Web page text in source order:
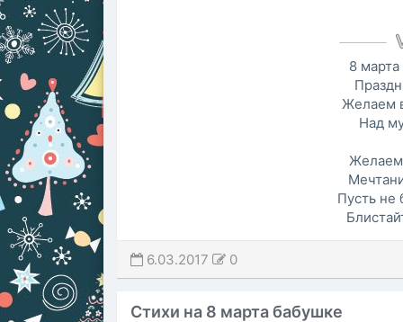
8 марта
Желаем
Над
Желаем
Пусть не
6.03.2017 0
Стихи на 8 марта бабушке